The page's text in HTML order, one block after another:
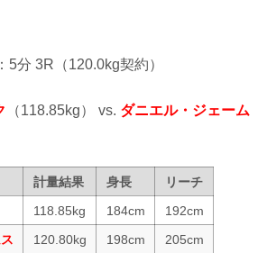
5分 3R（120.0kg契約）
（118.85kg） vs. ダニエル・ジェーム
計量結果 身長
リーチ
118.85kg 184cm
192cm
120.80kg 198cm
205cm